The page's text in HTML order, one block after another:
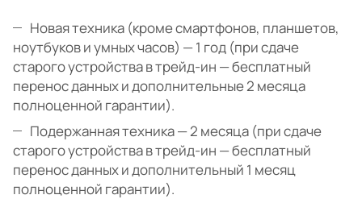
Новая техника (кроме смартфонов, планшетов,
ноутбуков и умных часов) — 1 год (при сдаче
старого устройства в трейд-ин — бесплатный
перенос данных и дополнительные 2 месяца
полноценной гарантии).
Подержанная техника — 2 месяца (при сдаче
старого устройства в трейд-ин — бесплатный
перенос данных и дополнительный 1 месяц
полноценной гарантии).